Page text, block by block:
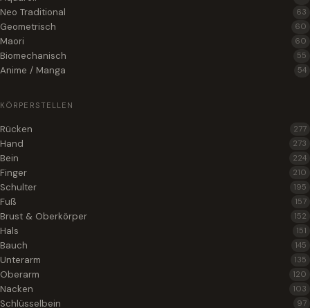
Neo Traditional 63
Geometrisch 60
Maori 60
Biomechanisch 55
Anime / Manga 54
KÖRPERSTELLEN
Rücken 277
Hand 273
Bein 224
Finger 210
Schulter 195
Fuß 157
Brust & Oberkörper 152
Hals 151
Bauch 145
Unterarm 135
Oberarm 120
Nacken 103
Schlüsselbein 97